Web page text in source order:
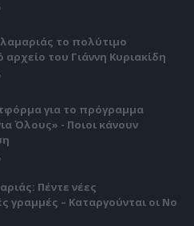
το πολύτιμο
του Γιάννη Κυριακίδη
για το πρόγραμμα
Όλους» - Ποιοι κάνουν
Πέντε νέες
γραμμές – Καταργούνται οι Νο